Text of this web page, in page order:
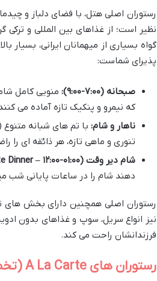
رستوران اصلی هتل، با فضای دلباز و
نظیر است؛ از غذاهای بین المللی و ترکی
گواه بسیاری از میهمانان ایرانی،
پذیرای شماست:
صبحانه (۷:۰۰-۹:۰۰):
منویی کامل
که نیمرو و پنکیک تازه آماده می
ناهار و شام: با تم های شبانه متنوع
تنوری و ماهی تازه، هر ذائقه ای را
شام دیر وقت (Late Dinner – ۱۲:۰۰-۰۱:۰۰):
دهند شام را در ساعات پایانی شب
رستوران اصلی همچنین دارای بخش های
نیز انواع سریل، سوپ و غذاهای بدون
فرزندانشان راحت می کند.
رستوران های A La Carte (تخصصی)